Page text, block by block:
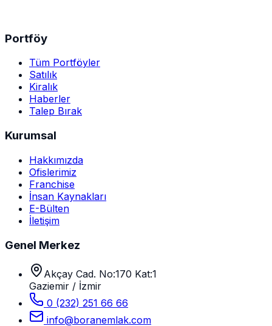
Portföy
Tüm Portföyler
Satılık
Kiralık
Haberler
Talep Bırak
Kurumsal
Hakkımızda
Ofislerimiz
Franchise
İnsan Kaynakları
E-Bülten
İletişim
Genel Merkez
Akçay Cad. No:170 Kat:1
Gaziemir / İzmir
0 (232) 251 66 66
info@boranemlak.com